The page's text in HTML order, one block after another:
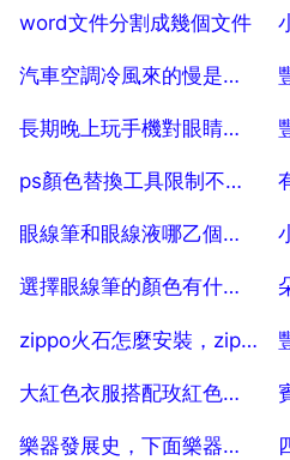
2025-07-25
word文件分割成幾個文件
2025-07-25 汽車空調冷風來的慢是什麼原因
2025-07-25 長期晚上玩手機對眼睛有什麼危害
2025-07-25 ps顏色替換工具限制不連續的問題 10
2025-07-25 眼線筆和眼線液哪乙個對眼皮傷害大？
2025-07-25 選擇眼線筆的顏色有什麼技巧嗎
2025-07-25 zippo火石怎麼安裝，zippo打火石掉了,怎麼裝上去
2025-07-25 大紅色衣服搭配玫紅色包包，可以嗎？
2025-07-25 樂器發展史，下面樂器歷史最悠久的是